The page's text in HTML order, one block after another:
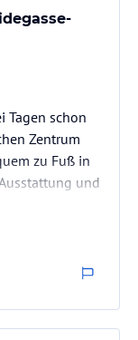
Tagen schon
Zentrum
zu Fuß in
und